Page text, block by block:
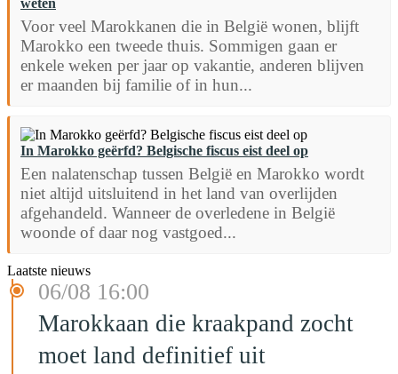
Voor veel Marokkanen die in België wonen, blijft
Marokko een tweede thuis. Sommigen gaan er
enkele weken per jaar op vakantie, anderen blijven
er maanden bij familie of in hun...
In Marokko geërfd? Belgische fiscus eist deel op
Een nalatenschap tussen België en Marokko wordt
niet altijd uitsluitend in het land van overlijden
afgehandeld. Wanneer de overledene in België
woonde of daar nog vastgoed...
Laatste nieuws
06/08 16:00
Marokkaan die kraakpand zocht
moet land definitief uit